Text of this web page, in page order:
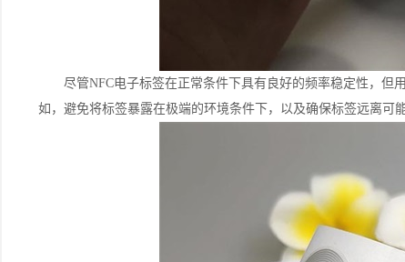
尽管NFC电子标签在正常条件下具有良好的频率稳定性，但
如，避免将标签暴露在极端的环境条件下，以及确保标签远离可